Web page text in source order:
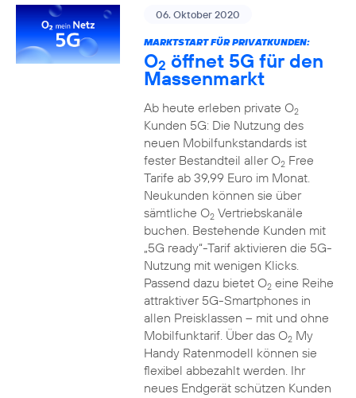
06. Oktober 2020
MARKTSTART FÜR PRIVATKUNDEN:
O2 öffnet 5G für den
Massenmarkt
Ab heute erleben private O2
Kunden 5G: Die Nutzung des
neuen Mobilfunkstandards ist
fester Bestandteil aller O2Free
Tarife ab 39,99 Euro im Monat.
Neukunden können sie über
sämtliche O2Vertriebskanäle
buchen. Bestehende Kunden mit
„5G ready“-Tarif aktivieren die 5G-
Nutzung mit wenigen Klicks.
Passend dazu bietet O2eine Reihe
attraktiver 5G-Smartphones in
allen Preisklassen – mit und ohne
Mobilfunktarif. Über das O2My
Handy Ratenmodell können sie
flexibel abbezahlt werden. Ihr
neues Endgerät schützen Kunden